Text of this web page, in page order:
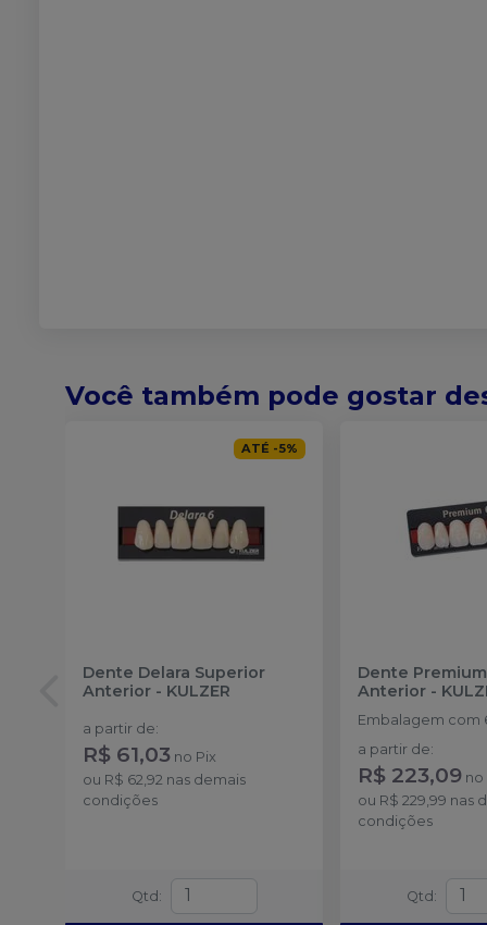
Você também pode gostar
ATÉ -5%
Dente Delara Superior
Anterior - KULZER
a partir de:
R$ 61,03 no Pix
ou R$ 62,92 nas demais
condições
Qtd :
Dente
Anterior -
Embalagem com
a partir de:
R$ 223,09 no
ou R$ 229,99 nas
condições
Qtd :